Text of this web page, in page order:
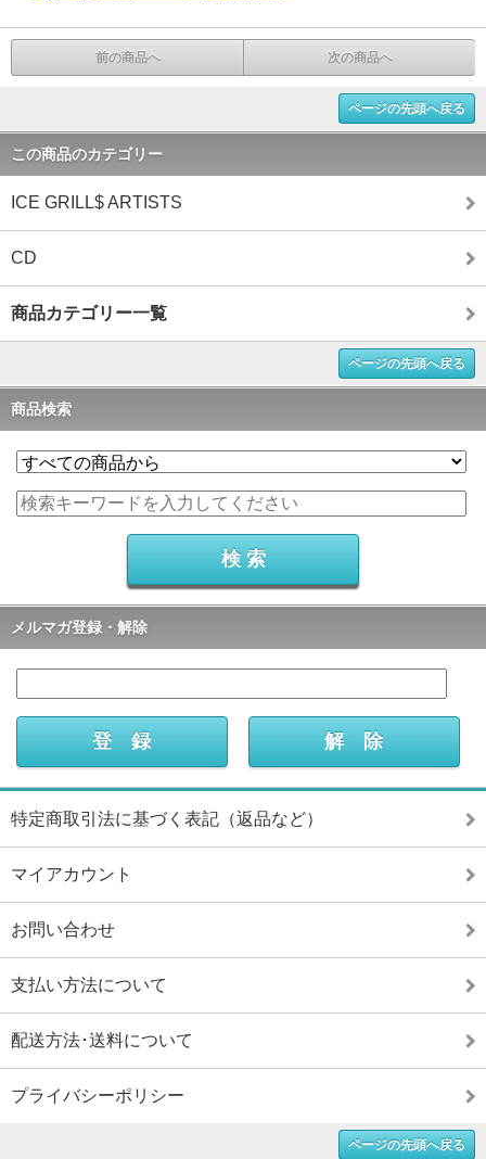
前の商品へ 次の商品へ
ページの先頭へ戻る
この商品のカテゴリー
ICE GRILL$ ARTISTS
CD
商品カテゴリー一覧
ページの先頭へ戻る
商品検索
メルマガ登録・解除
特定商取引法に基づく表記（返品など）
マイアカウント
お問い合わせ
支払い方法について
配送方法･送料について
プライバシーポリシー
ページの先頭へ戻る